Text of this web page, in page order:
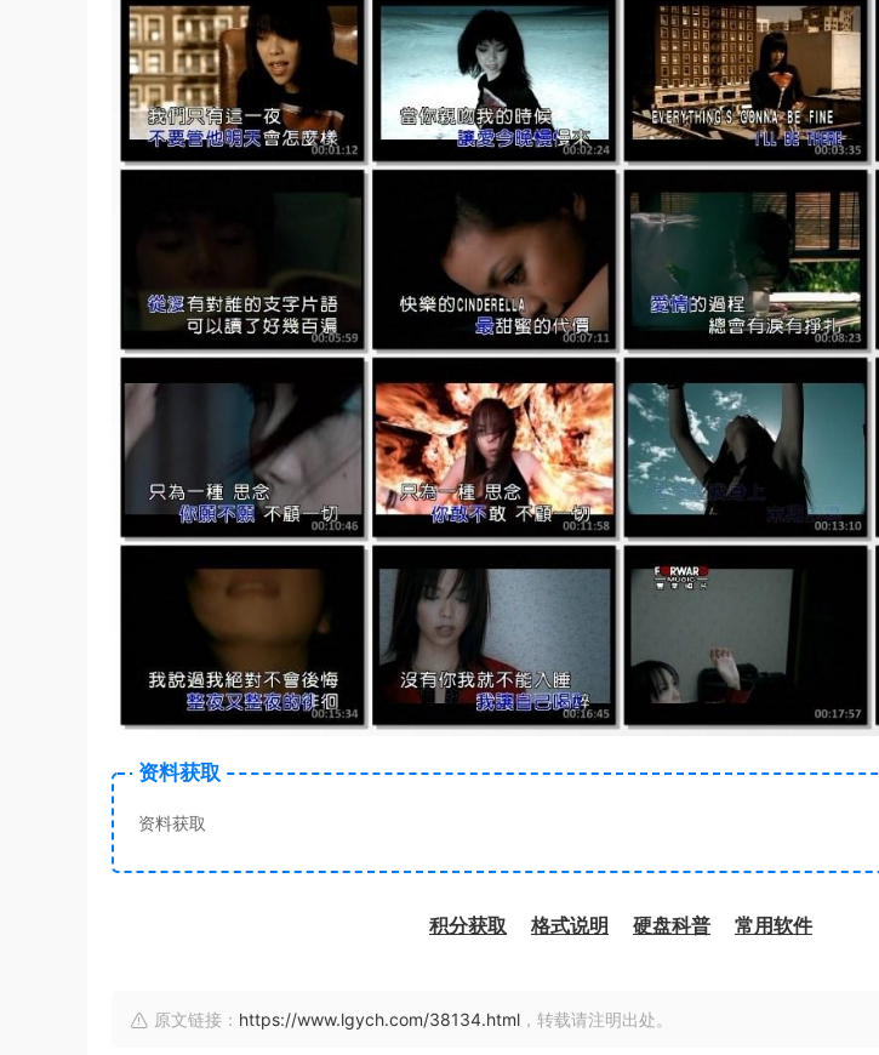
资料获取
资料获取
积分获取 格式说明 硬盘科普 常用软件
原文链接： https://www.lgych.com/38134.html ，转载请注明出处。